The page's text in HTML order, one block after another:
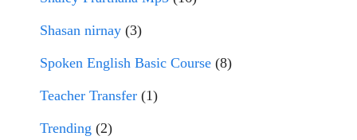
Shasan nirnay (3)
Spoken English Basic Course (8)
Teacher Transfer (1)
Trending (2)